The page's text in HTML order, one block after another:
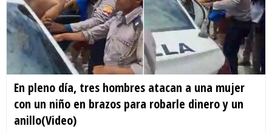
En pleno día, tres hombres atacan a una mujer
con un niño en brazos para robarle dinero y un
anillo(Video)